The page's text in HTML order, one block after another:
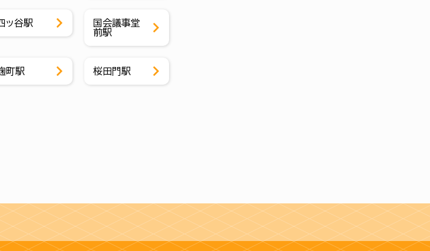
ッ谷駅
国会議事堂
前駅
町駅 桜田門駅